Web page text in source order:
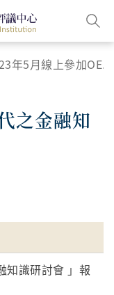
2023年5月線上參加OECD/INFE「數位時代之金融知識研討會 」
之金融知
知識研討會 」報